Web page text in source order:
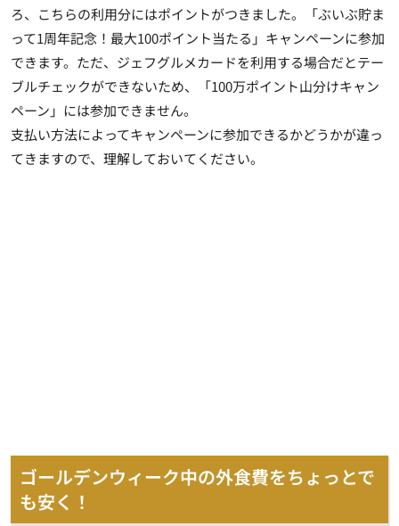
ろ、こちらの利用分にはポイントがつきました。「ぶいぶ貯ま
って1周年記念！最大100ポイント当たる」キャンペーンに参加
できます。ただ、ジェフグルメカードを利用する場合だとテー
ブルチェックができないため、「100万ポイント山分けキャン
ペーン」には参加できません。
支払い方法によってキャンペーンに参加できるかどうかが違っ
てきますので、理解しておいてください。
ゴールデンウィーク中の外食費をちょっとで
も安く！